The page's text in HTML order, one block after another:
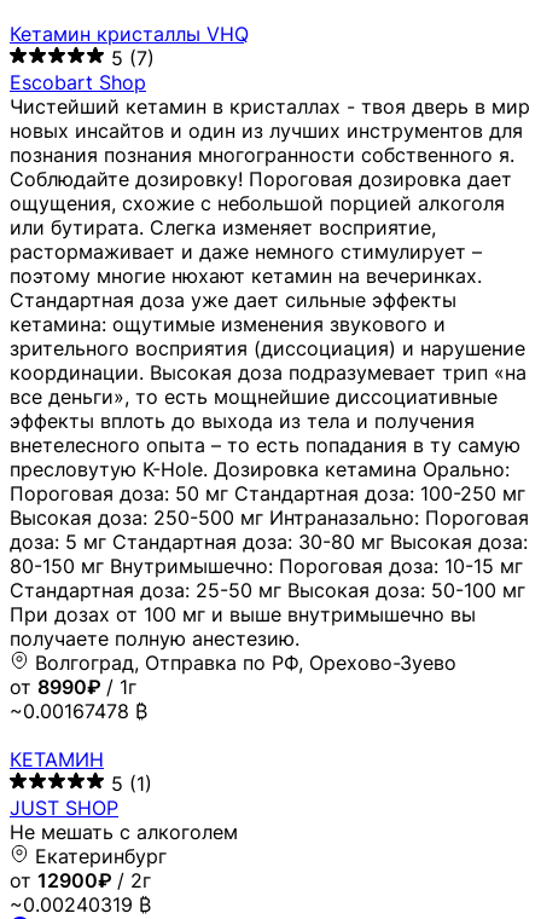
Кетамин кристаллы VHQ
5 (7)
Escobart Shop
Чистейший кетамин в кристаллах - твоя дверь в мир
новых инсайтов и один из лучших инструментов для
познания познания многогранности собственного я.
Соблюдайте дозировку! Пороговая дозировка дает
ощущения, схожие с небольшой порцией алкоголя
или бутирата. Слегка изменяет восприятие,
растормаживает и даже немного стимулирует –
поэтому многие нюхают кетамин на вечеринках.
Стандартная доза уже дает сильные эффекты
кетамина: ощутимые изменения звукового и
зрительного восприятия (диссоциация) и нарушение
координации. Высокая доза подразумевает трип «на
все деньги», то есть мощнейшие диссоциативные
эффекты вплоть до выхода из тела и получения
внетелесного опыта – то есть попадания в ту самую
пресловутую K-Hole. Дозировка кетамина Орально:
Пороговая доза: 50 мг Стандартная доза: 100-250 мг
Высокая доза: 250-500 мг Интраназально: Пороговая
доза: 5 мг Стандартная доза: 30-80 мг Высокая доза:
80-150 мг Внутримышечно: Пороговая доза: 10-15 мг
Стандартная доза: 25-50 мг Высокая доза: 50-100 мг
При дозах от 100 мг и выше внутримышечно вы
получаете полную анестезию.
Волгоград, Отправка по РФ, Орехово-Зуево
от 8990₽ / 1г
~0.00167478 ₿
КЕТАМИН
5 (1)
JUST SHOP
Не мешать с алкоголем
Екатеринбург
от 12900₽ / 2г
~0.00240319 ₿